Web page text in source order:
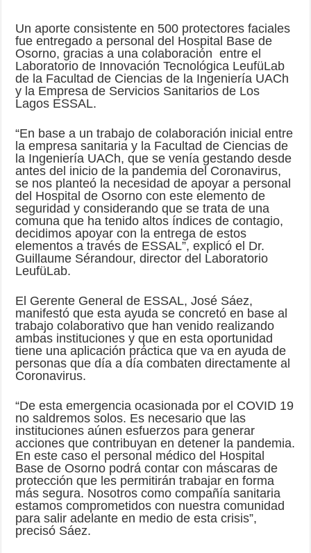
Un aporte consistente en 500 protectores faciales
fue entregado a personal del Hospital Base de
Osorno, gracias a una colaboración entre el
Laboratorio de Innovación Tecnológica LeufüLab
de la Facultad de Ciencias de la Ingeniería UACh
y la Empresa de Servicios Sanitarios de Los
Lagos ESSAL.
“En base a un trabajo de colaboración inicial entre
la empresa sanitaria y la Facultad de Ciencias de
la Ingeniería UACh, que se venía gestando desde
antes del inicio de la pandemia del Coronavirus,
se nos planteó la necesidad de apoyar a personal
del Hospital de Osorno con este elemento de
seguridad y considerando que se trata de una
comuna que ha tenido altos índices de contagio,
decidimos apoyar con la entrega de estos
elementos a través de ESSAL”, explicó el Dr.
Guillaume Sérandour, director del Laboratorio
LeufüLab.
El Gerente General de ESSAL, José Sáez,
manifestó que esta ayuda se concretó en base al
trabajo colaborativo que han venido realizando
ambas instituciones y que en esta oportunidad
tiene una aplicación práctica que va en ayuda de
personas que día a día combaten directamente al
Coronavirus.
“De esta emergencia ocasionada por el COVID 19
no saldremos solos. Es necesario que las
instituciones aúnen esfuerzos para generar
acciones que contribuyan en detener la pandemia.
En este caso el personal médico del Hospital
Base de Osorno podrá contar con máscaras de
protección que les permitirán trabajar en forma
más segura. Nosotros como compañía sanitaria
estamos comprometidos con nuestra comunidad
para salir adelante en medio de esta crisis”,
precisó Sáez.